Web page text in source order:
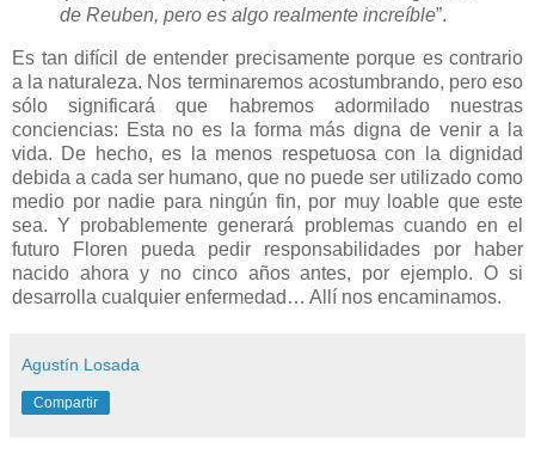
de Reuben, pero es algo realmente increíble”.
Es tan difícil de entender precisamente porque es contrario
a la naturaleza. Nos terminaremos acostumbrando, pero eso
sólo significará que habremos adormilado nuestras
conciencias: Esta no es la forma más digna de venir a la
vida. De hecho, es la menos respetuosa con la dignidad
debida a cada ser humano, que no puede ser utilizado como
medio por nadie para ningún fin, por muy loable que este
sea. Y probablemente generará problemas cuando en el
futuro Floren pueda pedir responsabilidades por haber
nacido ahora y no cinco años antes, por ejemplo. O si
desarrolla cualquier enfermedad… Allí nos encaminamos.
Agustín Losada
Compartir